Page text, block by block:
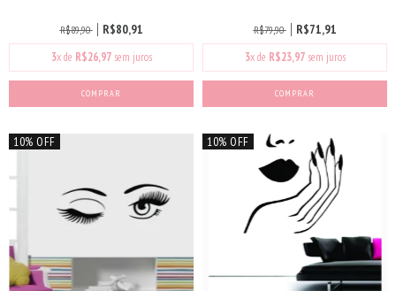
R$89,90 R$80,91
3x de R$26,97sem juros
COMPRAR
R$79,90 R$71,91
3x de R$23,97sem juros
COMPRAR
10% OFF 10% OFF